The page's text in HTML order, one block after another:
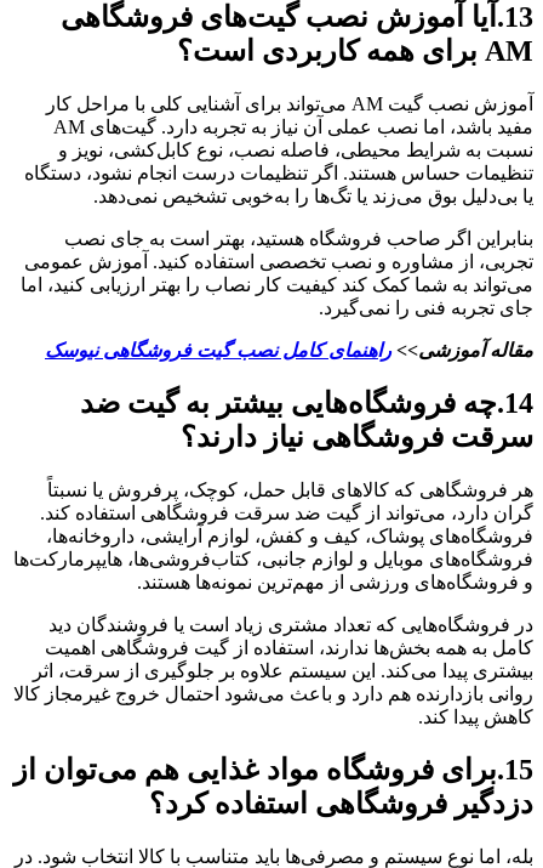
13.آیا آموزش نصب گیت‌های فروشگاهی
AM برای همه کاربردی است؟
آموزش نصب گیت AM می‌تواند برای آشنایی کلی با مراحل کار
مفید باشد، اما نصب عملی آن نیاز به تجربه دارد. گیت‌های AM
نسبت به شرایط محیطی، فاصله نصب، نوع کابل‌کشی، نویز و
تنظیمات حساس هستند. اگر تنظیمات درست انجام نشود، دستگاه
یا بی‌دلیل بوق می‌زند یا تگ‌ها را به‌خوبی تشخیص نمی‌دهد.
بنابراین اگر صاحب فروشگاه هستید، بهتر است به جای نصب
تجربی، از مشاوره و نصب تخصصی استفاده کنید. آموزش عمومی
می‌تواند به شما کمک کند کیفیت کار نصاب را بهتر ارزیابی کنید، اما
جای تجربه فنی را نمی‌گیرد.
مقاله آموزشی>>راهنمای کامل نصب گیت فروشگاهی نیوسک
14.چه فروشگاه‌هایی بیشتر به گیت ضد
سرقت فروشگاهی نیاز دارند؟
هر فروشگاهی که کالاهای قابل حمل، کوچک، پرفروش یا نسبتاً
گران دارد، می‌تواند از گیت ضد سرقت فروشگاهی استفاده کند.
فروشگاه‌های پوشاک، کیف و کفش، لوازم آرایشی، داروخانه‌ها،
فروشگاه‌های موبایل و لوازم جانبی، کتاب‌فروشی‌ها، هایپرمارکت‌ها
و فروشگاه‌های ورزشی از مهم‌ترین نمونه‌ها هستند.
در فروشگاه‌هایی که تعداد مشتری زیاد است یا فروشندگان دید
کامل به همه بخش‌ها ندارند، استفاده از گیت فروشگاهی اهمیت
بیشتری پیدا می‌کند. این سیستم علاوه بر جلوگیری از سرقت، اثر
روانی بازدارنده هم دارد و باعث می‌شود احتمال خروج غیرمجاز کالا
کاهش پیدا کند.
15.برای فروشگاه مواد غذایی هم می‌توان از
دزدگیر فروشگاهی استفاده کرد؟
بله، اما نوع سیستم و مصرفی‌ها باید متناسب با کالا انتخاب شود. در